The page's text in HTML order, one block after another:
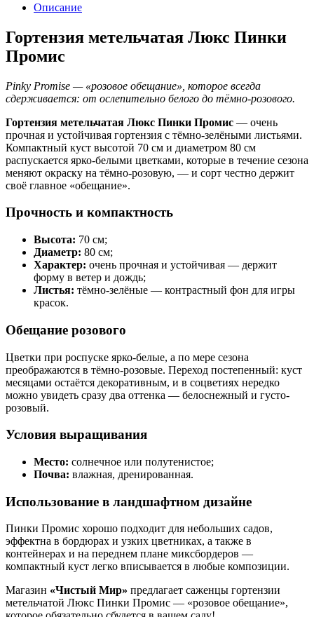
Описание
Гортензия метельчатая Люкс Пинки
Промис
Pinky Promise — «розовое обещание», которое всегда
сдерживается: от ослепительно белого до тёмно-розового.
Гортензия метельчатая Люкс Пинки Промис — очень
прочная и устойчивая гортензия с тёмно-зелёными листьями.
Компактный куст высотой 70 см и диаметром 80 см
распускается ярко-белыми цветками, которые в течение сезона
меняют окраску на тёмно-розовую, — и сорт честно держит
своё главное «обещание».
Прочность и компактность
Высота: 70 см;
Диаметр: 80 см;
Характер: очень прочная и устойчивая — держит
форму в ветер и дождь;
Листья: тёмно-зелёные — контрастный фон для игры
красок.
Обещание розового
Цветки при роспуске ярко-белые, а по мере сезона
преображаются в тёмно-розовые. Переход постепенный: куст
месяцами остаётся декоративным, и в соцветиях нередко
можно увидеть сразу два оттенка — белоснежный и густо-
розовый.
Условия выращивания
Место: солнечное или полутенистое;
Почва: влажная, дренированная.
Использование в ландшафтном дизайне
Пинки Промис хорошо подходит для небольших садов,
эффектна в бордюрах и узких цветниках, а также в
контейнерах и на переднем плане миксбордеров —
компактный куст легко вписывается в любые композиции.
Магазин «Чистый Мир» предлагает саженцы гортензии
метельчатой Люкс Пинки Промис — «розовое обещание»,